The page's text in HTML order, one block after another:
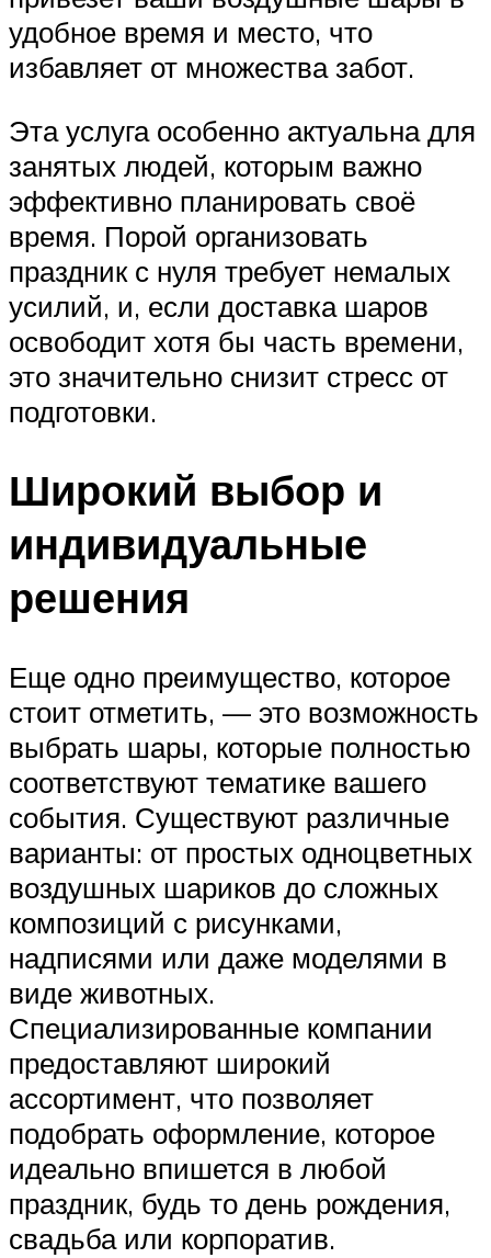
удобное время и место, что
избавляет от множества забот.
Эта услуга особенно актуальна для
занятых людей, которым важно
эффективно планировать своё
время. Порой организовать
праздник с нуля требует немалых
усилий, и, если доставка шаров
освободит хотя бы часть времени,
это значительно снизит стресс от
подготовки.
Широкий выбор и
индивидуальные
решения
Еще одно преимущество, которое
стоит отметить, — это возможность
выбрать шары, которые полностью
соответствуют тематике вашего
события. Существуют различные
варианты: от простых одноцветных
воздушных шариков до сложных
композиций с рисунками,
надписями или даже моделями в
виде животных.
Специализированные компании
предоставляют широкий
ассортимент, что позволяет
подобрать оформление, которое
идеально впишется в любой
праздник, будь то день рождения,
свадьба или корпоратив.